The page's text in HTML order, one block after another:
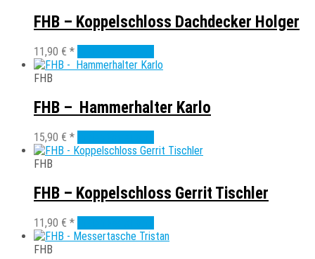
FHB – Koppelschloss Dachdecker Holger
11,90 € *
FHB
FHB – Hammerhalter Karlo
15,90 € *
FHB
FHB – Koppelschloss Gerrit Tischler
11,90 € *
FHB